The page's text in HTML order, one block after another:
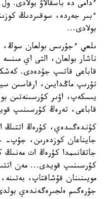
ءدامى دە باسقالاۋ بولادى.
ءبىر جەردە، سوقىردىڭ
بولادى...
ىلعي ءجۇرىس بولعان
ناشار بولعان، التى اي
قاباعى قاتىپ جۇدەدى.
تۇرىپ ماڭدايىن، ارقاسىن
يىسكەپ، اۋىر كۇرسىنەتىن
قاباعى، تەرەڭ كۇرسىنىپ
كۇندەگىدەي، كۇرەڭ اتتىڭ
جايناعان كوزدەرىن، جۇپ-
جاتقانىمدا كۇرەڭ ات
كۇرسىنىپ قويدى... مەن
مويىنىنان قۇشاقتاپ،
جۇرەگىم ەلجىرەگەندەي